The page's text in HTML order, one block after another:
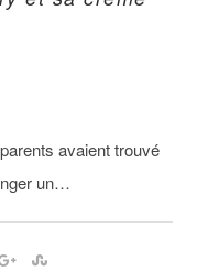
avaient trouvé
un…